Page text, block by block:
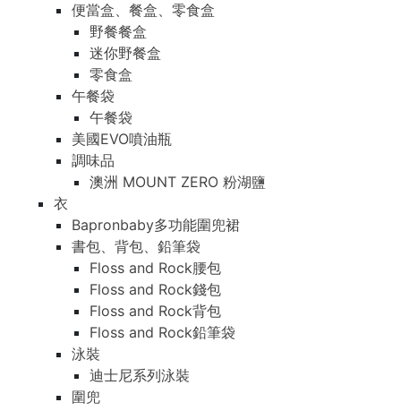
便當盒、餐盒、零食盒
野餐餐盒
迷你野餐盒
零食盒
午餐袋
午餐袋
美國EVO噴油瓶
調味品
澳洲 MOUNT ZERO 粉湖鹽
衣
Bapronbaby多功能圍兜裙
書包、背包、鉛筆袋
Floss and Rock腰包
Floss and Rock錢包
Floss and Rock背包
Floss and Rock鉛筆袋
泳裝
迪士尼系列泳裝
圍兜